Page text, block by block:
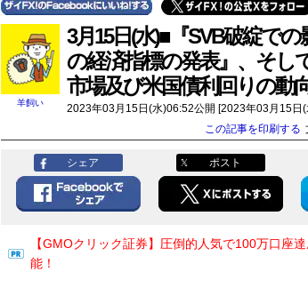
羊飼い
3月15日(水)■『SVB破綻で
の経済指標の発表』、そし
市場及び米国債利回りの動
2023年03月15日(水)06:52公開 [2023年03月15日
この記事を印刷する
シェア ポスト
【GMOクリック証券】圧倒的人気で100万口座
能！